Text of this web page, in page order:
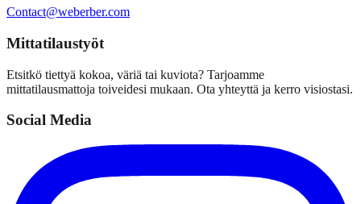
Contact@weberber.com
Mittatilaustyöt
Etsitkö tiettyä kokoa, väriä tai kuviota? Tarjoamme
mittatilausmattoja toiveidesi mukaan. Ota yhteyttä ja kerro visiostasi.
Social Media